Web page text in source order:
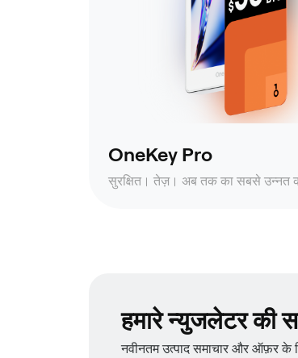
OneKey Pro
सुरक्षित। तेज़। अब तक का सबसे उन्नत
हमारे न्युजलेटर की
नवीनतम उत्पाद समाचार और ऑफ़र के